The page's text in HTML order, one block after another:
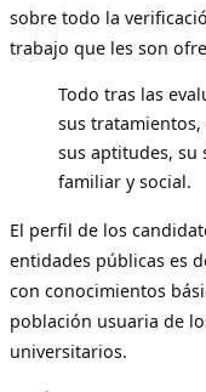
sobre todo la
trabajo que les son
Todo tras las
sus tratamientos,
sus aptitudes, su
familiar y social.
El perfil de los
entidades públicas es
con conocimientos
población usuaria de
universitarios.